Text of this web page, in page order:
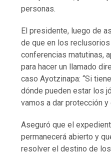
personas.
El presidente, luego de
de que en los
conferencias matutinas,
para hacer un llamado
caso Ayotzinapa: “Si
dónde pueden estar los
vamos a dar protección y
Aseguró que el
permanecerá abierto y
resolver el destino de